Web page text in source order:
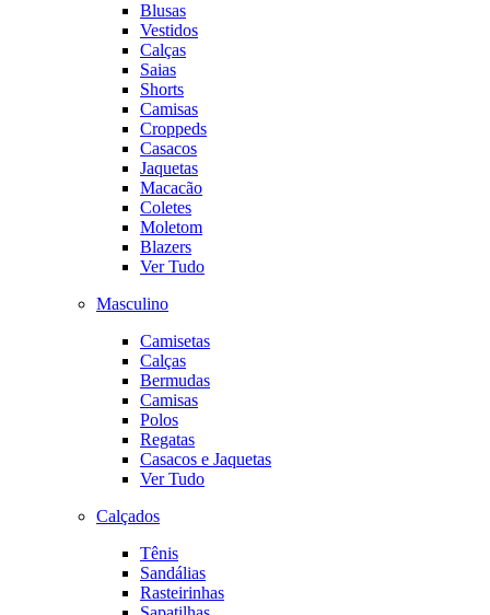
Blusas
Vestidos
Calças
Saias
Shorts
Camisas
Croppeds
Casacos
Jaquetas
Macacão
Coletes
Moletom
Blazers
Ver Tudo
Masculino
Camisetas
Calças
Bermudas
Camisas
Polos
Regatas
Casacos e Jaquetas
Ver Tudo
Calçados
Tênis
Sandálias
Rasteirinhas